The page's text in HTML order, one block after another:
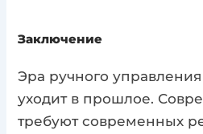
Заключение
Эра ручного управления
уходит в прошлое.
требуют современных